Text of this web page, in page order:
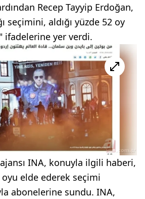
Recep Tayyip Erdoğan,
seçimini, aldığı yüzde 52 oy
ifadelerine yer verdi.
INA, konuyla ilgili haberi,
elde ederek seçimi
abonelerine sundu. INA,